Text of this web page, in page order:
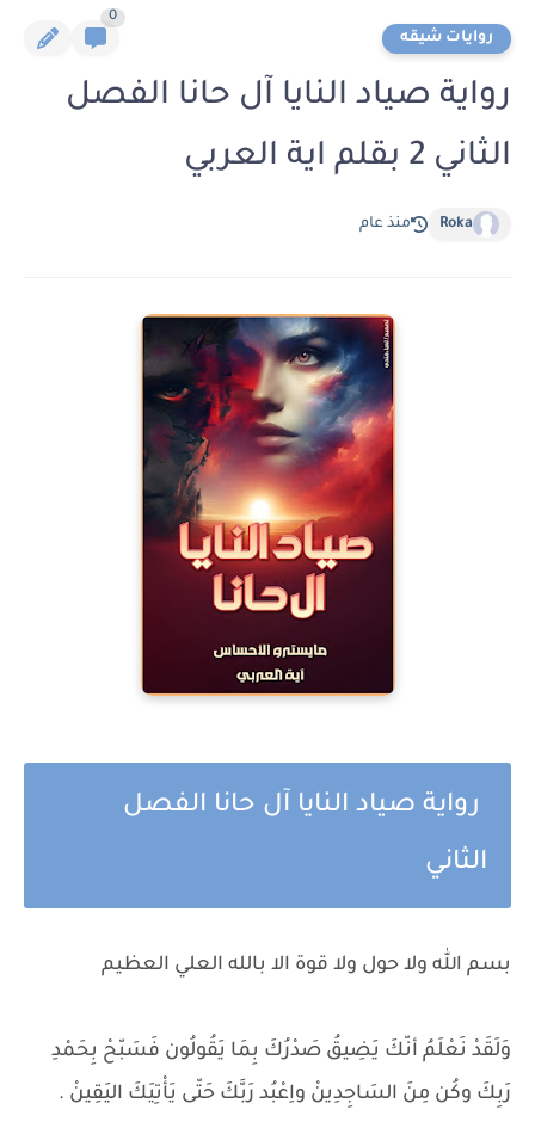
روايات شيقه
0
رواية صياد النايا آل حانا الفصل
الثاني 2 بقلم اية العربي
Roka منذ عام
رواية صياد النايا آل حانا الفصل
الثاني
بسم الله ولا حول ولا قوة الا بالله العلي العظيم
وَلَقَدْ نَعْلَمُ أنّكَ يَضِيقُ صَدْرُكَ بِمَا يَقُولُون فَسَبّحْ بِحَمْدِ
رَبِكَ وكُن مِنَ السَاجِدِينْ واِعْبُد رَبَّكَ حَتّى يَأْتِيَكَ اليَقِينْ .